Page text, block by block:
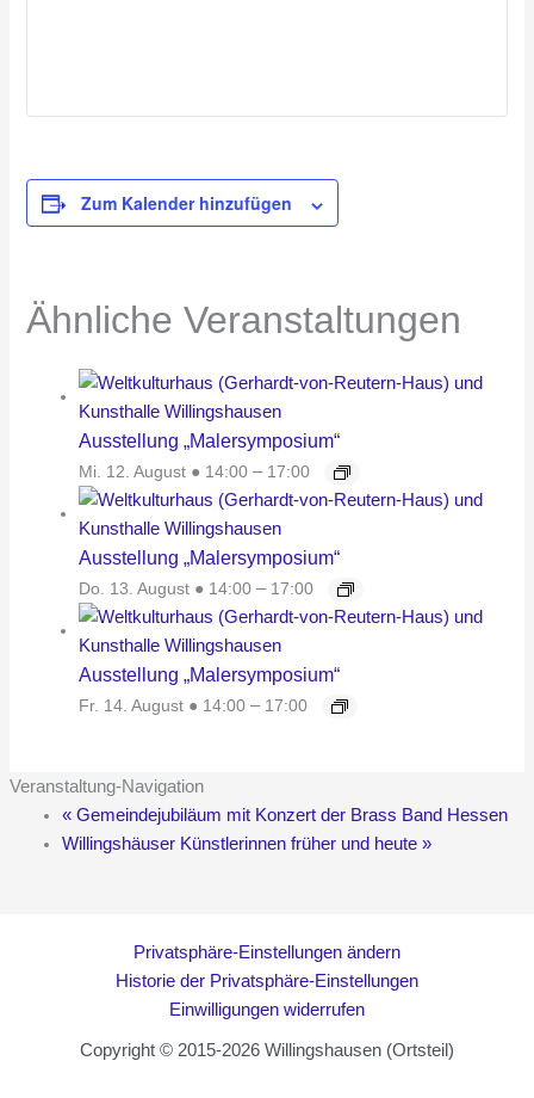
Zum Kalender hinzufügen
Ähnliche Veranstaltungen
Ausstellung „Malersymposium“
Mi. 12. August ● 14:00 – 17:00
Ausstellung „Malersymposium“
Do. 13. August ● 14:00 – 17:00
Ausstellung „Malersymposium“
Fr. 14. August ● 14:00 – 17:00
Veranstaltung-Navigation
«Gemeindejubiläum mit Konzert der Brass Band Hessen
Willingshäuser Künstlerinnen früher und heute »
Privatsphäre-Einstellungen ändern
Historie der Privatsphäre-Einstellungen
Einwilligungen widerrufen
Copyright © 2015-2026 Willingshausen (Ortsteil)